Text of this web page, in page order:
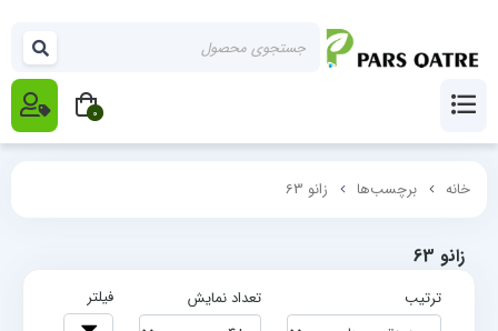
خانه برچسب‌ها زانو 63
زانو 63
ترتیب تعداد نمایش فیلتر
0